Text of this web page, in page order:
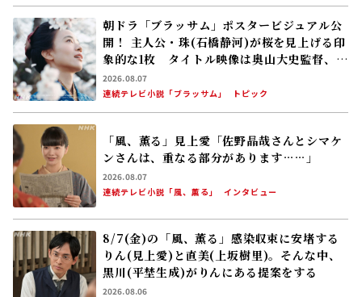
朝ドラ「ブラッサム」ポスタービジュアル公
開！ 主人公・珠(石橋静河)が桜を見上げる印
象的な1枚 タイトル映像は奥山大史監督、語
りは三條雅幸アナ 2026年度後期放送
2026.08.07
連続テレビ小説「ブラッサム」
トピック
「風、薫る」見上愛「佐野晶哉さんとシマケ
ンさんは、重なる部分があります……」
2026.08.07
連続テレビ小説「風、薫る」
インタビュー
8/7(金)の「風、薫る」感染収束に安堵する
りん(見上愛)と直美(上坂樹里)。そんな中、
黒川(平埜生成)がりんにある提案をする
2026.08.06